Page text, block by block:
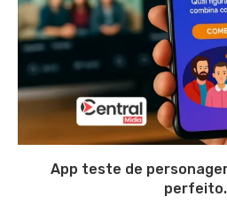
App teste de